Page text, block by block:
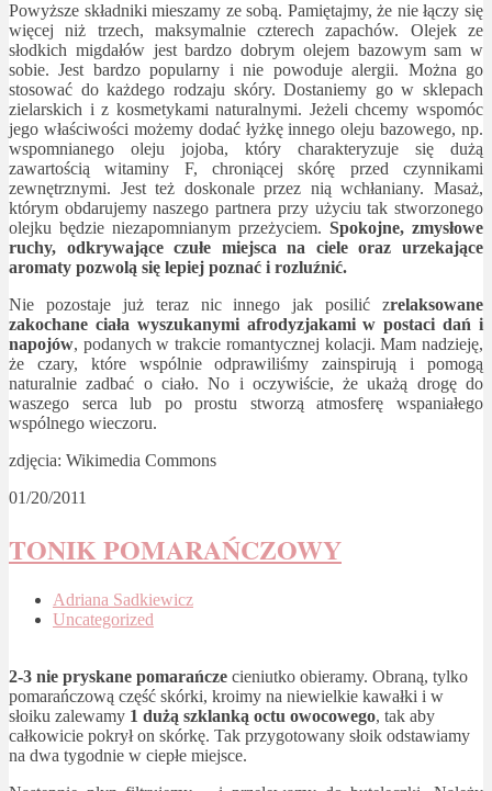
Powyższe składniki mieszamy ze sobą. Pamiętajmy, że nie łączy się
więcej niż trzech, maksymalnie czterech zapachów. Olejek ze
słodkich migdałów jest bardzo dobrym olejem bazowym sam w
sobie. Jest bardzo popularny i nie powoduje alergii. Można go
stosować do każdego rodzaju skóry. Dostaniemy go w sklepach
zielarskich i z kosmetykami naturalnymi. Jeżeli chcemy wspomóc
jego właściwości możemy dodać łyżkę innego oleju bazowego, np.
wspomnianego oleju jojoba, który charakteryzuje się dużą
zawartością witaminy F, chroniącej skórę przed czynnikami
zewnętrznymi. Jest też doskonale przez nią wchłaniany. Masaż,
którym obdarujemy naszego partnera przy użyciu tak stworzonego
olejku będzie niezapomnianym przeżyciem. Spokojne, zmysłowe
ruchy, odkrywające czułe miejsca na ciele oraz urzekające
aromaty pozwolą się lepiej poznać i rozluźnić.
Nie pozostaje już teraz nic innego jak posilić zrelaksowane
zakochane ciała wyszukanymi afrodyzjakami w postaci dań i
napojów, podanych w trakcie romantycznej kolacji. Mam nadzieję,
że czary, które wspólnie odprawiliśmy zainspirują i pomogą
naturalnie zadbać o ciało. No i oczywiście, że ukażą drogę do
waszego serca lub po prostu stworzą atmosferę wspaniałego
wspólnego wieczoru.
zdjęcia: Wikimedia Commons
01/20/2011
TONIK POMARAŃCZOWY
Adriana Sadkiewicz
Uncategorized
2-3 nie pryskane pomarańcze cieniutko obieramy. Obraną, tylko
pomarańczową część skórki, kroimy na niewielkie kawałki i w
słoiku zalewamy 1 dużą szklanką octu owocowego, tak aby
całkowicie pokrył on skórkę. Tak przygotowany słoik odstawiamy
na dwa tygodnie w ciepłe miejsce.